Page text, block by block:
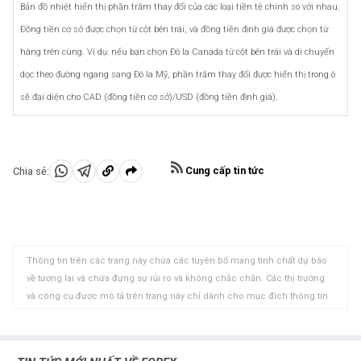
Bản đồ nhiệt hiển thị phần trăm thay đổi của các loại tiền tệ chính so với nhau.
Đồng tiền cơ sở được chọn từ cột bên trái, và đồng tiền định giá được chọn từ
hàng trên cùng. Ví dụ: nếu bạn chọn Đô la Canada từ cột bên trái và di chuyển
dọc theo đường ngang sang Đô la Mỹ, phần trăm thay đổi được hiển thị trong ô
sẽ đại diện cho CAD (đồng tiền cơ sở)/USD (đồng tiền định giá).
Chia sẻ:
Chia Chia Sao
tạm
Cung cấp tin tức
Thông tin trên các trang này chứa các tuyên bố mang tính chất dự báo
về tương lai và chứa đựng sự rủi ro và không chắc chắn. Các thị trường
và công cụ được mô tả trên trang này chỉ dành cho mục đích thông tin